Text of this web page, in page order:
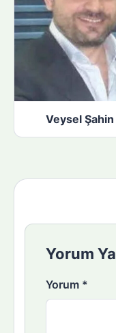
Veysel Şahin
Yorum
Yorum *